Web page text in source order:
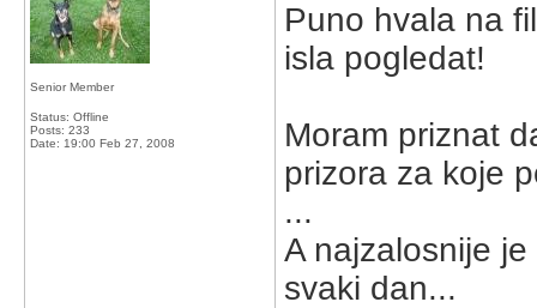
Senior Member
Status: Offline
Posts: 233
Date: 19:00 Feb 27, 2008
Puno hvala na
isla pogledat!
Moram priznat
prizora za koje
...
A najzalosnije
svaki dan...